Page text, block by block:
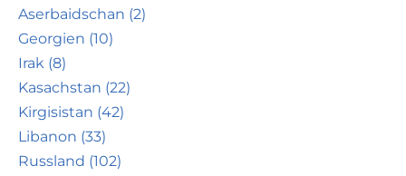
Aserbaidschan (2)
Georgien (10)
Irak (8)
Kasachstan (22)
Kirgisistan (42)
Libanon (33)
Russland (102)